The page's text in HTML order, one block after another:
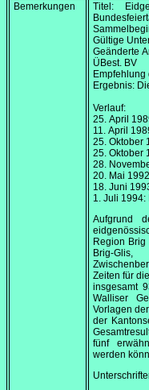
Bemerkungen
Titel:
Gültige
Geänderte
ÜBest. BV
Ergebnis:
Verlauf:
25. April
11. April
25. Oktober
25. Oktober
28.
20. Mai 1992
18. Juni
1. Juli 1994:
Aufgrund
Region
Brig-Glis,
Zeiten für
insgesamt
Walliser
Vorlagen
der
fünf
werden